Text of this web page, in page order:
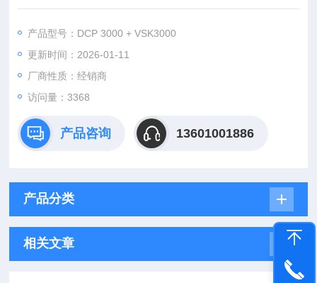
规测量的读数。VSK 3000真空传感器为陶瓷薄膜规，测量范围
关，非常耐腐蚀，测量精度非常出色且可以长期稳定工作。
产品型号：DCP 3000 + VSK3000
更新时间：2026-01-11
厂商性质：经销商
访问量：3368
产品咨询 13601001886
产品分类
相关文章